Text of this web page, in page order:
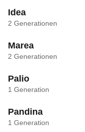
Idea
2 Generationen
Marea
2 Generationen
Palio
1 Generation
Pandina
1 Generation